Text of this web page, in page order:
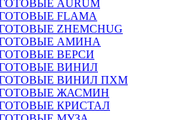
AURUM
FLAMA
ZHEMCHUG
АМИНА
ВЕРСИ
ВИНИЛ
ВИНИЛ ПХМ
ЖАСМИН
КРИСТАЛ